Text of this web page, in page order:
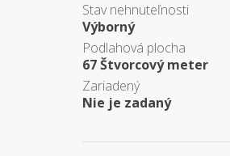
Stav nehnuteľnosti
Výborný
Podlahová plocha
67 Štvorcový meter
Zariadený
Nie je zadaný